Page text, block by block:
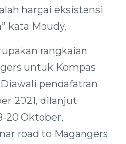
hargai eksistensi
kata Moudy.
rangkaian
untuk Kompas
pendafatran
2021, dilanjut
20 Oktober,
road to Magangers